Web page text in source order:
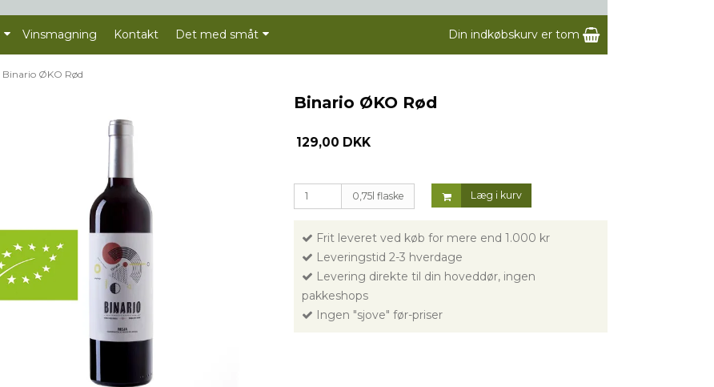
Vinsmagning Kontakt Det med småt Din indkøbskurv er tom
Binario ØKO Rød
Binario ØKO Rød
129,00 DKK
0,75l flaske Læg i kurv
Frit leveret ved køb for mere end 1.000 kr
Leveringstid 2-3 hverdage
Levering direkte til din hoveddør, ingen
pakkeshops
Ingen "sjove" før-priser